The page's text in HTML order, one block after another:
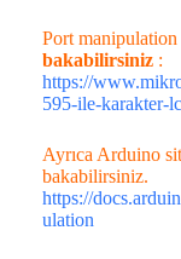
Port manipulation
bakabilirsiniz :
https://
595-ile-karakter-
Ayrıca Arduino
bakabilirsiniz.
https://
ulation